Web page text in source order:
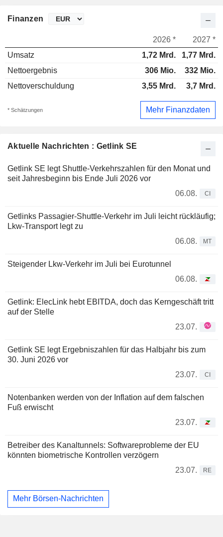
Aktuelle Nachrichten : Getlink SE
Getlink SE legt Shuttle-Verkehrszahlen für den Monat und
seit Jahresbeginn bis Ende Juli 2026 vor
06.08.
CI
Getlinks Passagier-Shuttle-Verkehr im Juli leicht rückläufig;
Lkw-Transport legt zu
06.08.
MT
Steigender Lkw-Verkehr im Juli bei Eurotunnel
06.08.
Getlink: ElecLink hebt EBITDA, doch das Kerngeschäft tritt
auf der Stelle
23.07.
Getlink SE legt Ergebniszahlen für das Halbjahr bis zum
30. Juni 2026 vor
23.07.
CI
Notenbanken werden von der Inflation auf dem falschen
Fuß erwischt
23.07.
Betreiber des Kanaltunnels: Softwareprobleme der EU
könnten biometrische Kontrollen verzögern
23.07.
RE
Mehr Börsen-Nachrichten
Finanzen
2026 *
2027 *
Umsatz
1,72 Mrd.
1,77 Mrd.
Nettoergebnis
306 Mio.
332 Mio.
Nettoverschuldung
3,55 Mrd. 3,7 Mrd.
* Schätzungen Mehr Finanzdaten